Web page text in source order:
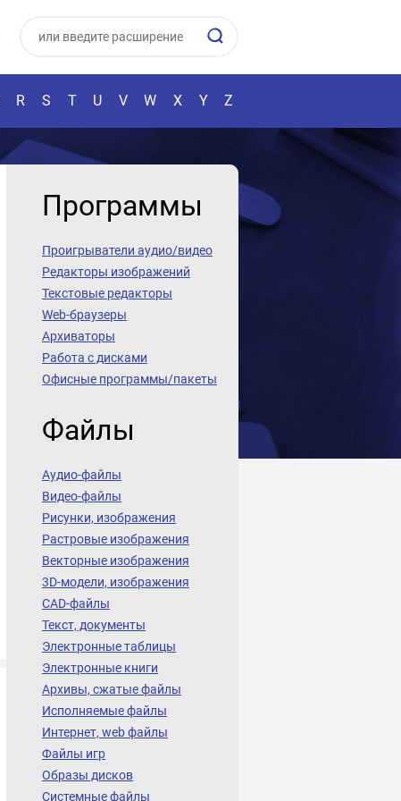
R S T U V W X Y Z
Программы
Проигрыватели аудио/видео
Редакторы изображений
Текстовые редакторы
Web-браузеры
Архиваторы
Работа с дисками
Офисные программы/пакеты
Файлы
Аудио-файлы
Видео-файлы
Рисунки, изображения
Растровые изображения
Векторные изображения
3D-модели, изображения
CAD-файлы
Текст, документы
Электронные таблицы
Электронные книги
Архивы, сжатые файлы
Исполняемые файлы
Интернет, web файлы
Файлы игр
Образы дисков
Системные файлы